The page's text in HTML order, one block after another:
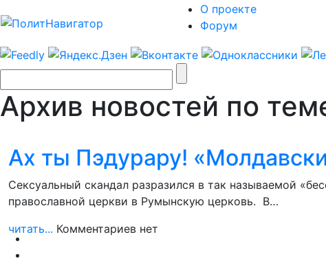
О проекте
Форум
Архив новостей по
Ах ты Пэдурару!
Сексуальный скандал разразился в так называемой
православной церкви в Румынскую церковь. В…
читать... Комментариев нет